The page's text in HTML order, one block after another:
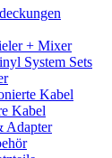
+ Mixer
System Sets
Kabel
Kabel
Adapter